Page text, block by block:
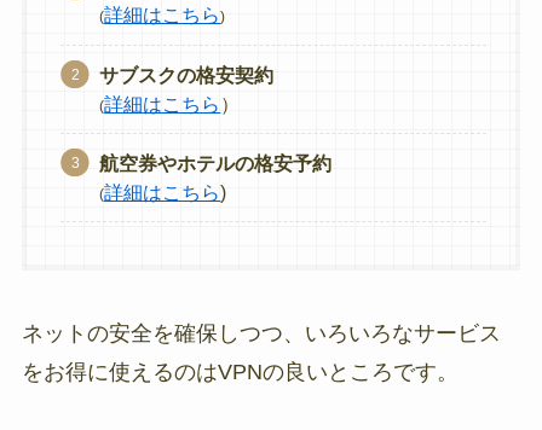
(詳細はこちら)
サブスクの格安契約
(詳細はこちら ）
航空券やホテルの格安予約
(詳細はこちら)
ネットの安全を確保しつつ、いろいろなサービス
をお得に使えるのはVPNの良いところです。